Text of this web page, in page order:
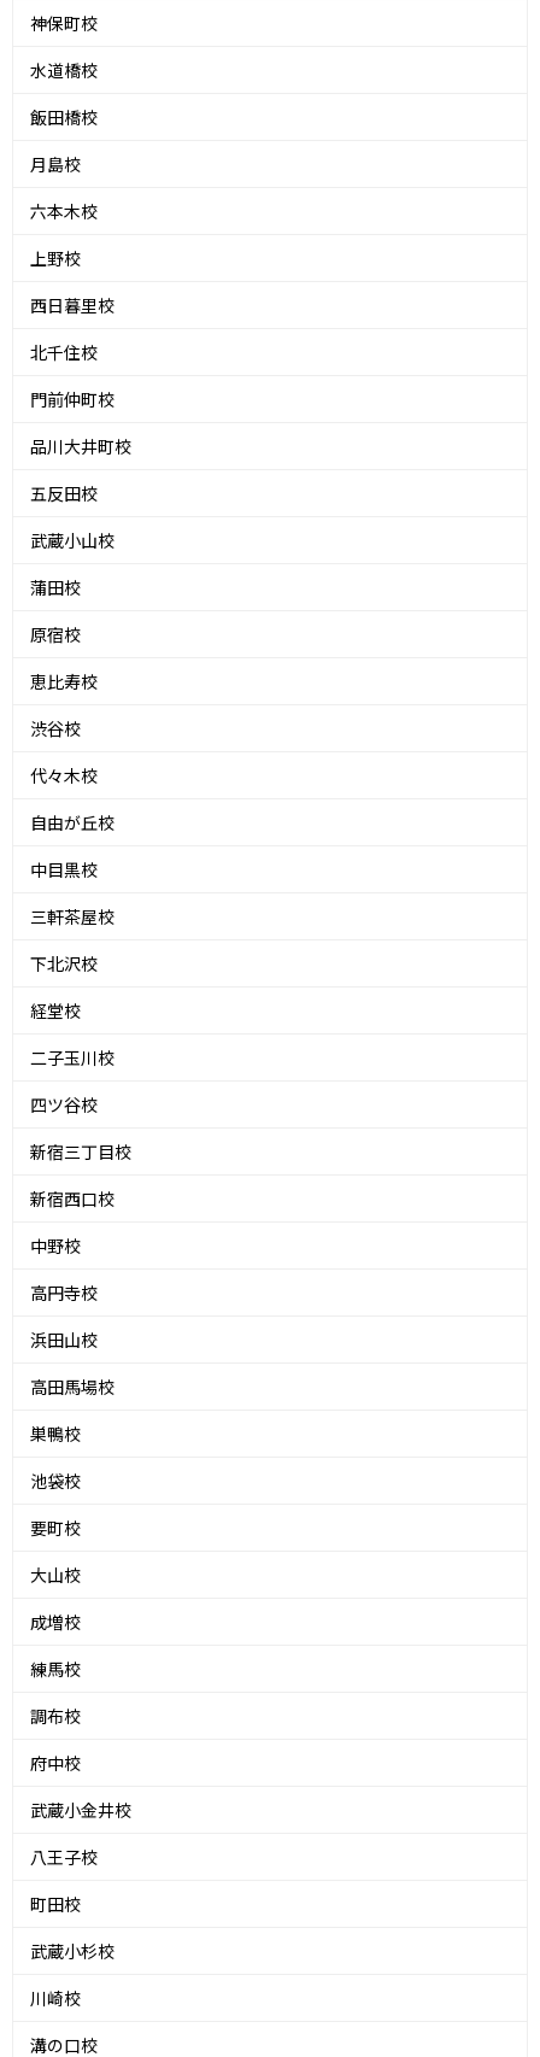
神保町校
水道橋校
飯田橋校
月島校
六本木校
上野校
西日暮里校
北千住校
門前仲町校
品川大井町校
五反田校
武蔵小山校
蒲田校
原宿校
恵比寿校
渋谷校
代々木校
自由が丘校
中目黒校
三軒茶屋校
下北沢校
経堂校
二子玉川校
四ツ谷校
新宿三丁目校
新宿西口校
中野校
高円寺校
浜田山校
高田馬場校
巣鴨校
池袋校
要町校
大山校
成増校
練馬校
調布校
府中校
武蔵小金井校
八王子校
町田校
武蔵小杉校
川崎校
溝の口校